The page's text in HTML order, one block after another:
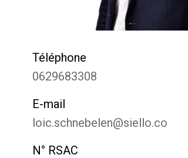
Téléphone
0629683308
E-mail
loic.schnebelen@siello.co
N° RSAC